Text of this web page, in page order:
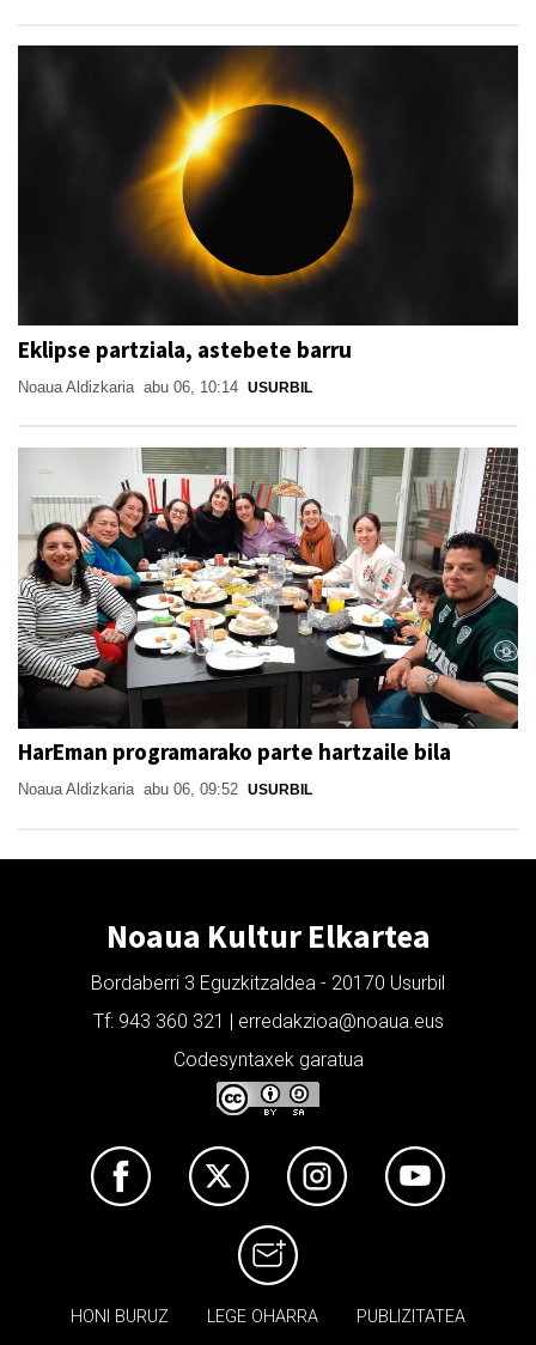
Eklipse partziala, astebete barru
Noaua Aldizkaria abu 06, 10:14 USURBIL
HarEman programarako parte hartzaile bila
Noaua Aldizkaria abu 06, 09:52 USURBIL
Noaua Kultur Elkartea
Bordaberri 3 Eguzkitzaldea - 20170 Usurbil
Tf: 943 360 321 | erredakzioa@noaua.eus
Codesyntaxek garatua
HONI BURUZ LEGE OHARRA PUBLIZITATEA